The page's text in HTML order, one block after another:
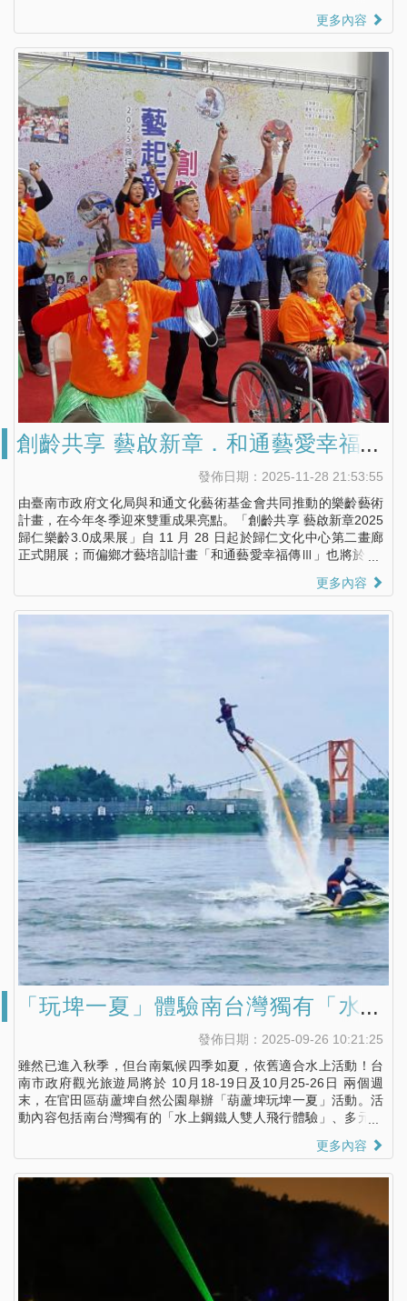
與山林生態，引領觀眾踏上一段感知與詩意並行的冬夜旅程。
更多內容
創齡共享 藝啟新章．和通藝愛幸福傳
｜偏鄉展現跨世代藝術能量發佈日期：2025-11-28 21:53:55
由臺南市政府文化局與和通文化藝術基金會共同推動的樂齡藝術
計畫，在今年冬季迎來雙重成果亮點。「創齡共享 藝啟新章2025
歸仁樂齡3.0成果展」自 11 月 28 日起於歸仁文化中心第二畫廊
正式開展；而偏鄉才藝培訓計畫「和通藝愛幸福傳Ⅲ」也將於 11
更多內容
「玩埤一夏」體驗南台灣獨有「水上
發佈日期：2025-09-26 10:21:25
雖然已進入秋季，但台南氣候四季如夏，依舊適合水上活動！台
南市政府觀光旅遊局將於 10月18-19日及10月25-26日 兩個週
末，在官田區葫蘆埤自然公園舉辦「葫蘆埤玩埤一夏」活動。活
動內容包括南台灣獨有的「水上鋼鐵人雙人飛行體驗」、多元水
更多內容